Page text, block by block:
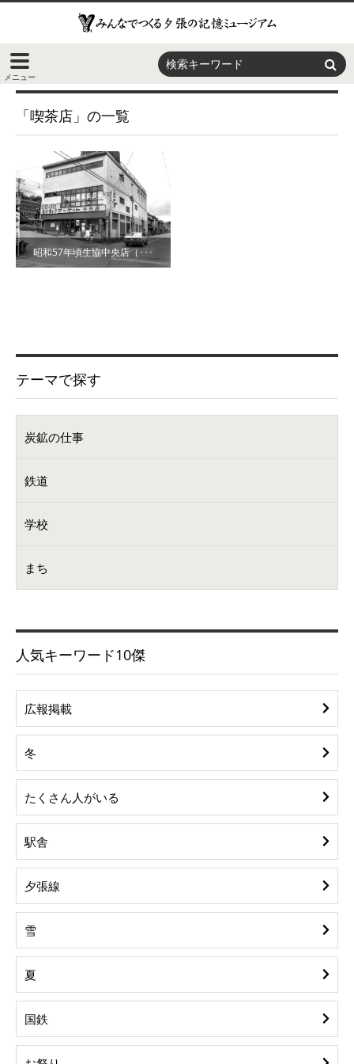
「喫茶店」の一覧
昭和57年頃生協中央店（･･･
テーマで探す
炭鉱の仕事
鉄道
学校
まち
人気キーワード10傑
広報掲載
冬
たくさん人がいる
駅舎
夕張線
雪
夏
国鉄